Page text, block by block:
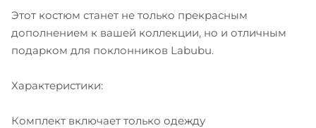
Этот костюм станет не только прекрасным
дополнением к вашей коллекции, но и отличным
подарком для поклонников Labubu.
Характеристики:
Комплект включает только одежду